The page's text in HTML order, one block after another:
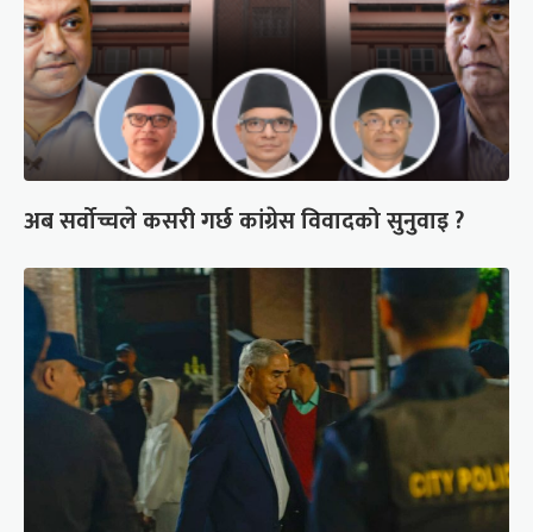
अब सर्वोच्चले कसरी गर्छ कांग्रेस विवादको सुनुवाइ ?